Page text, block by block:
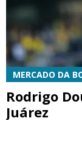
MERCADO DA
Rodrigo
Juárez